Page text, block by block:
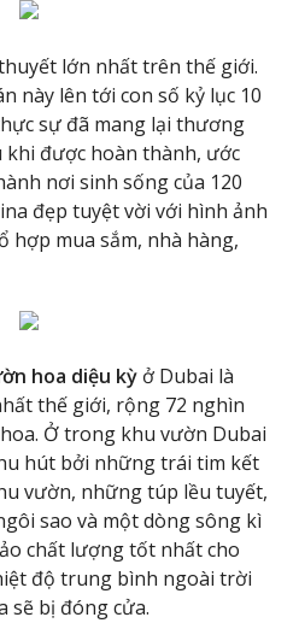
lớn nhất trên thế giới.
này lên tới con số kỷ lục 10
sự đã mang lại thương
khi được hoàn thành, ước
nơi sinh sống của 120
đẹp tuyệt vời với hình ảnh
hợp mua sắm, nhà hàng,
hoa diệu kỳ ở Dubai là
thế giới, rộng 72 nghìn
Ở trong khu vườn Dubai
hút bởi những trái tim kết
vườn, những túp lều tuyết,
sao và một dòng sông kì
chất lượng tốt nhất cho
độ trung bình ngoài trời
sẽ bị đóng cửa.